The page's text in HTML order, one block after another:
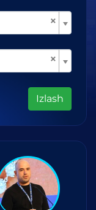
×
×
Izlash